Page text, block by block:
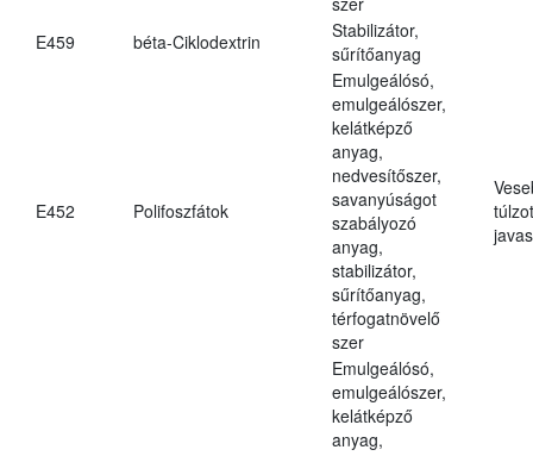
E459
béta-Ciklodextrin
Stabilizátor,
sűrítőanyag
E452 Polifoszfátok
Emulgeálósó,
emulgeálószer,
kelátképző
anyag,
nedvesítőszer,
savanyúságot
szabályozó
anyag,
stabilizátor,
sűrítőanyag,
térfogatnövelő
szer
Emulgeálósó,
emulgeálószer,
kelátképző
anyag,